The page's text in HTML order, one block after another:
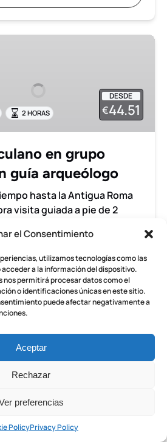
el Consentimiento
utilizamos tecnologías como las
a la información del dispositivo.
permitirá procesar datos como el
o identificaciones únicas en este sitio.
puede afectar negativamente a
Aceptar
Rechazar
preferencias
PolicyPrivacy Policy
DESDE
€44.51
2 HORAS
en grupo
guía arqueólogo
hasta la Antigua Roma
visita guiada a pie de 2
RESERVAR AHORA
MÁS
6 HORAS